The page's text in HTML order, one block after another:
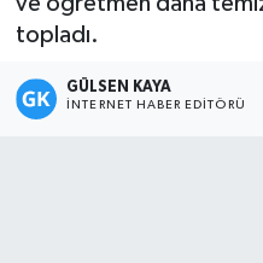
topladı.
GÜLSEN KAYA
İNTERNET HABER EDITÖRÜ